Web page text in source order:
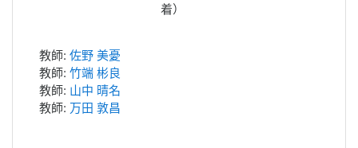
着）
教師: 佐野 美憂
教師: 竹端 彬良
教師: 山中 晴名
教師: 万田 敦昌